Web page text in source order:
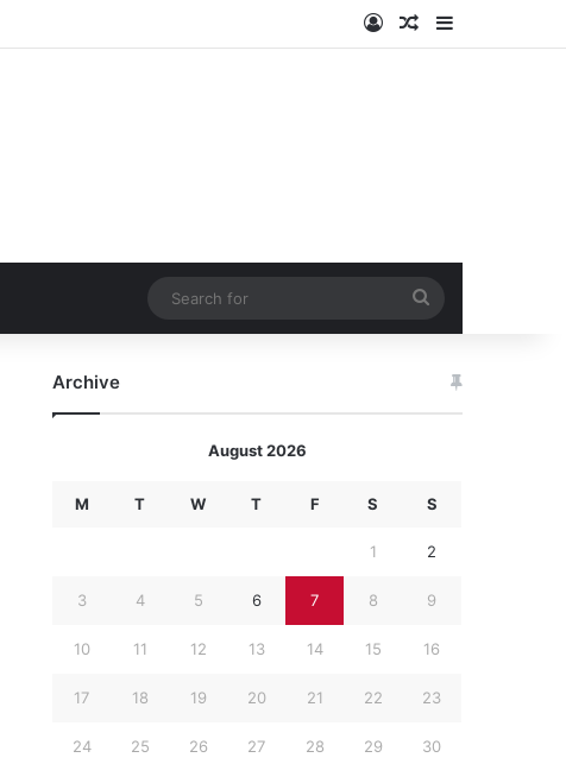
Log InRandom Article
Sidebar
for
Archive
August 2026
M T W T F S S
1 2
3 4 5 6 7 8 9
10 11 12 13 14 15 16
17 18 19 20 21 22 23
24 25 26 27 28 29 30